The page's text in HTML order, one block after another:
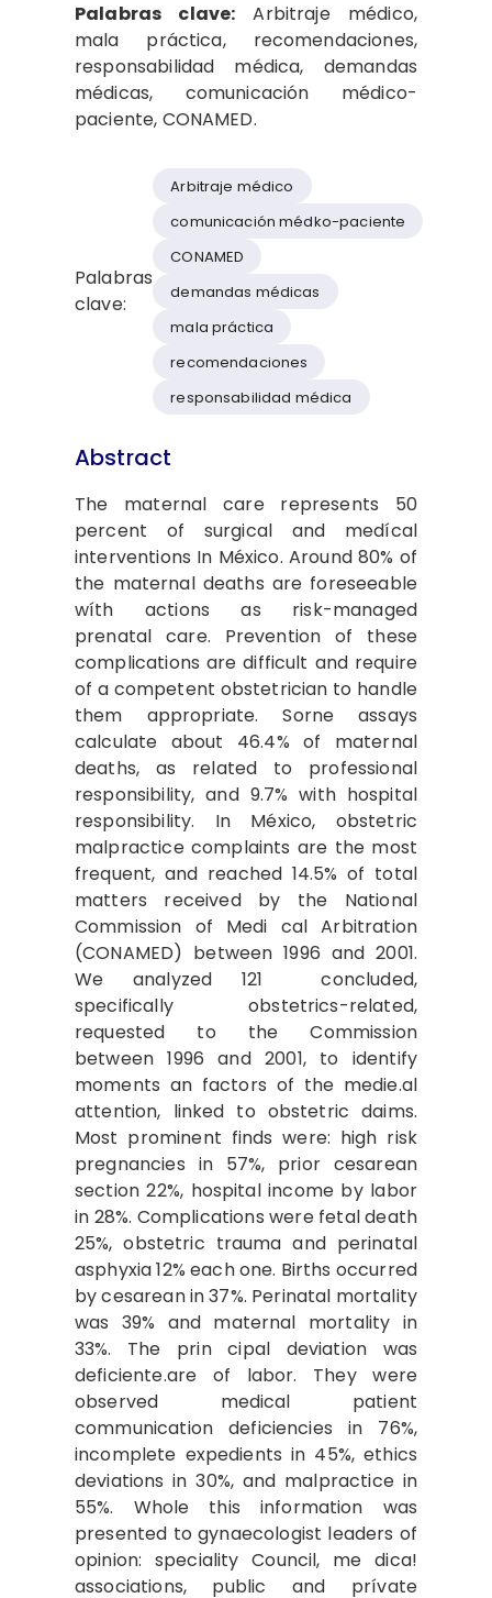
Palabras clave: Arbitraje médico,
mala práctica, recomendaciones,
responsabilidad médica, demandas
médicas, comunicación médico-
paciente, CONAMED.
Palabras
clave:
Arbitraje médico
comunicación médko-paciente
CONAMED
demandas médicas
mala práctica
recomendaciones
responsabilidad médica
Abstract
The maternal care represents 50
percent of surgical and medícal
interventions In México. Around 80% of
the maternal deaths are foreseeable
wíth actions as risk-managed
prenatal care. Prevention of these
complications are difficult and require
of a competent obstetrician to handle
them appropriate. Sorne assays
calculate about 46.4% of maternal
deaths, as related to professional
responsibility, and 9.7% with hospital
responsibility. In México, obstetric
malpractice complaints are the most
frequent, and reached 14.5% of total
matters received by the National
Commission of Medi­ cal Arbitration
(CONAMED) between 1996 and 2001.
We analyzed 121 concluded,
specifically obstetrics-related,
requested to the Commission
between 1996 and 2001, to identify
moments an factors of the medie.al
attention, linked to obstetric daims.
Most prominent finds were: high risk
pregnancies in 57%, prior cesarean
section 22%, hospital income by labor
in 28%. Com­plications were fetal death
25%, obstetric trauma and perinatal
asphyxia 12% each one. Births occurred
by cesarean in 37%. Perinatal mortality
was 39% and maternal mortality in
33%. The prin­ cipal deviation was
deficiente.are of labor. They were
observed medical patient
communication deficiencies in 76%,
incomplete expedients in 45%, ethics
deviations in 30%, and malpractice in
55%. Whole this information was
presented to gynaecologist leaders of
opinion: speciality Council, me­ dica!
associations, public and prívate